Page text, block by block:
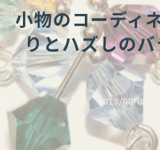
小物のコーディ
りとハズしの
2013/08/08